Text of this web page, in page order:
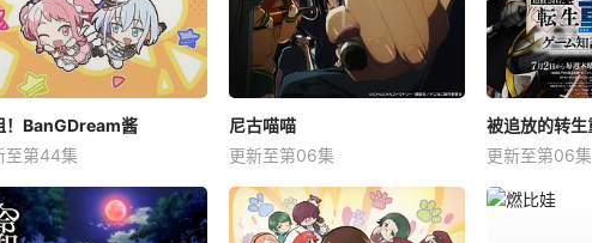
！BanGDream酱
至第44集
尼古喵喵
更新至第06集
更新至第06集